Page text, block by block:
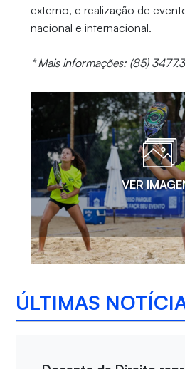
externo, e realização de
nacional e internacional.
* Mais informações: (85)
VER
ÚLTIMAS